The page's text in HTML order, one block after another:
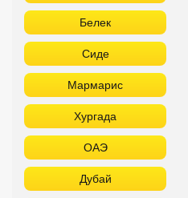
Белек
Сиде
Мармарис
Хургада
ОАЭ
Дубай